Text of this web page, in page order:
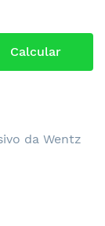
da Wentz